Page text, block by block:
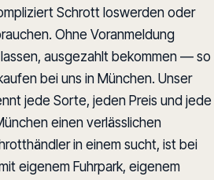
Schrott loswerden oder
Ohne Voranmeldung
ausgezahlt bekommen — so
bei uns in München. Unser
jede Sorte, jeden Preis und jede
einen verlässlichen
in einem sucht, ist bei
eigenem Fuhrpark, eigenem